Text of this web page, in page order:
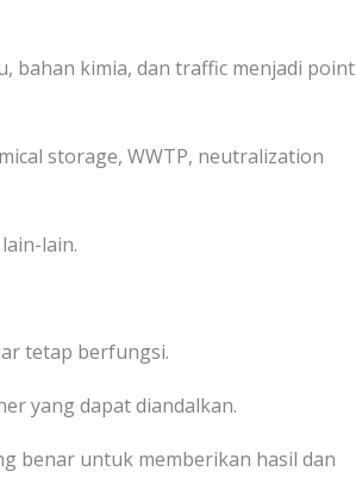
bahan kimia, dan traffic menjadi point
storage, WWTP, neutralization
lain.
tetap berfungsi.
yang dapat diandalkan.
benar untuk memberikan hasil dan